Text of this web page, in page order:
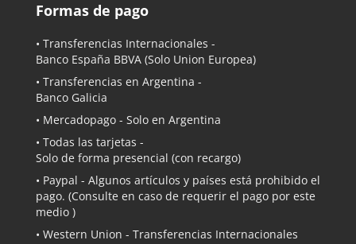
Formas de pago
• Transferencias Internacionales -
Banco España BBVA (Solo Union Europea)
• Transferencias en Argentina -
Banco Galicia
• Mercadopago - Solo en Argentina
• Todas las tarjetas -
Solo de forma presencial (con recargo)
• Paypal - Algunos artículos y países está prohibido el
pago. (Consulte en caso de requerir el pago por este
medio )
• Western Union - Transferencias Internacionales